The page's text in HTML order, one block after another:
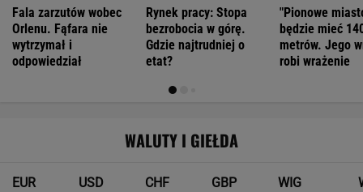
Fala zarzutów wobec
Orlenu. Fąfara nie
wytrzymał i
odpowiedział
Rynek pracy: Stopa
bezrobocia w górę.
Gdzie najtrudniej o
etat?
"Pionowe
będzie mieć
metrów. Jego
robi wrażenie
WALUTY I GIEŁDA
EUR
USD
CHF
GBP
WIG